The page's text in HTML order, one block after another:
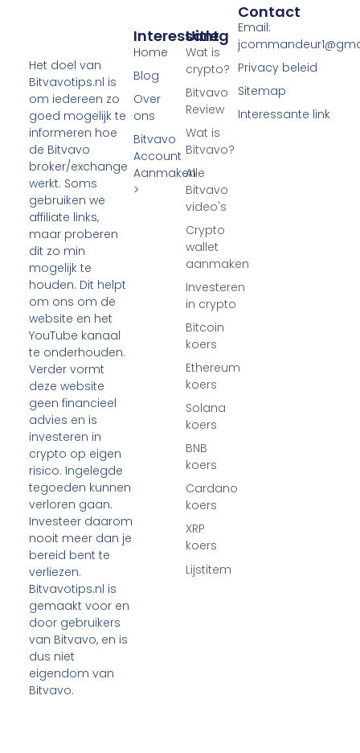
Het doel van
Bitvavotips.nl is
om iedereen zo
goed mogelijk te
informeren hoe
de Bitvavo
broker/exchange
werkt. Soms
gebruiken we
affiliate links,
maar proberen
dit zo min
mogelijk te
houden. Dit helpt
om ons om de
website en het
YouTube kanaal
te onderhouden.
Verder vormt
deze website
geen financieel
advies en is
investeren in
crypto op eigen
risico. Ingelegde
tegoeden kunnen
verloren gaan.
Investeer daarom
nooit meer dan je
bereid bent te
verliezen.
Bitvavotips.nl is
gemaakt voor en
door gebruikers
van Bitvavo, en is
dus niet
eigendom van
Bitvavo.
Uitleg
Wat is
crypto?
Bitvavo
Review
Wat is
Bitvavo?
Alle
Bitvavo
video's
Crypto
wallet
aanmaken
Investeren
in crypto
Bitcoin
koers
Ethereum
koers
Solana
koers
BNB
koers
Cardano
koers
XRP
koers
Lijstitem
Interessant
Home
Blog
Over
ons
Bitvavo
Account
Aanmaken
>
Contact
Email:
Privacy beleid
Sitemap
Interessante link